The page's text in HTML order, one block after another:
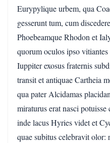
Eurypylique urbem, qua
gesserunt tum, cum
Phoebeamque Rhodon et
quorum oculos ipso
Iuppiter exosus fraternis
transit et antiquae Cartheia
qua pater Alcidamas
miraturus erat nasci potuisse
inde lacus Hyries videt et
quae subitus celebravit